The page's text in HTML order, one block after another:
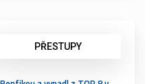
PŘESTUPY